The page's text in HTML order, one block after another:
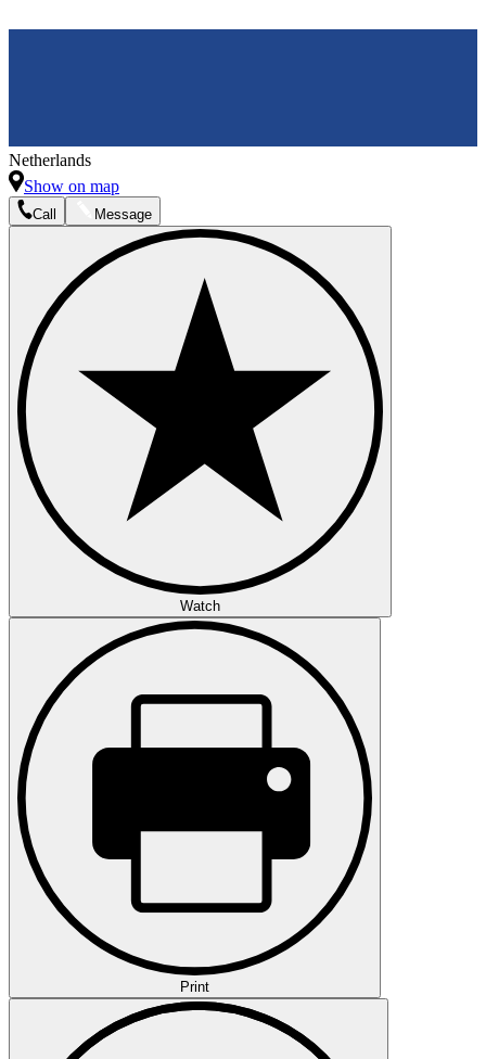
Netherlands
Show on map
Call Message
Watch
Print